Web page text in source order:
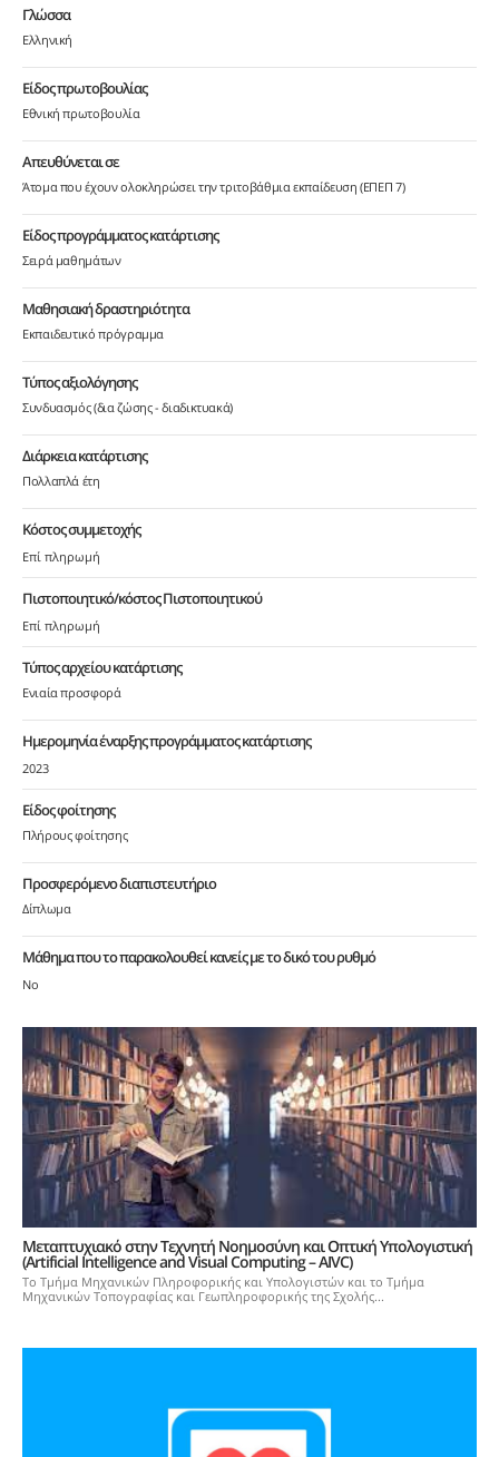
Γλώσσα
Ελληνική
Είδος πρωτοβουλίας
Εθνική πρωτοβουλία
Απευθύνεται σε
Άτομα που έχουν ολοκληρώσει την τριτοβάθμια εκπαίδευση (ΕΠΕΠ 7)
Είδος προγράμματος κατάρτισης
Σειρά μαθημάτων
Μαθησιακή δραστηριότητα
Εκπαιδευτικό πρόγραμμα
Τύπος αξιολόγησης
Συνδυασμός (δια ζώσης - διαδικτυακά)
Διάρκεια κατάρτισης
Πολλαπλά έτη
Κόστος συμμετοχής
Επί πληρωμή
Πιστοποιητικό/κόστος Πιστοποιητικού
Επί πληρωμή
Τύπος αρχείου κατάρτισης
Ενιαία προσφορά
Ημερομηνία έναρξης προγράμματος κατάρτισης
2023
Είδος φοίτησης
Πλήρους φοίτησης
Προσφερόμενο διαπιστευτήριο
Δίπλωμα
Μάθημα που το παρακολουθεί κανείς με το δικό του ρυθμό
No
Μεταπτυχιακό στην Τεχνητή Νοημοσύνη και Οπτική Υπολογιστική
(Artificial Intelligence and Visual Computing – AIVC)
Το Τμήμα Μηχανικών Πληροφορικής και Υπολογιστών και το Τμήμα
Μηχανικών Τοπογραφίας και Γεωπληροφορικής της Σχολής...